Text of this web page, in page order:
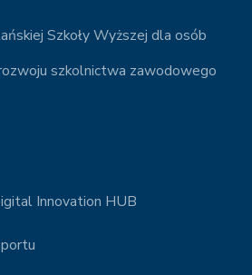
Szkoły Wyższej dla osób
szkolnictwa zawodowego
Innovation HUB